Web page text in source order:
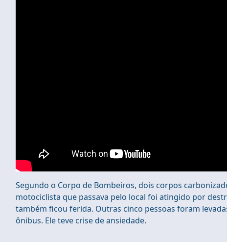
Segundo o Corpo de Bombeiros, dois corpos
motociclista que passava pelo local foi atingido por
também ficou ferida. Outras cinco pessoas foram
ônibus. Ele teve crise de ansiedade.